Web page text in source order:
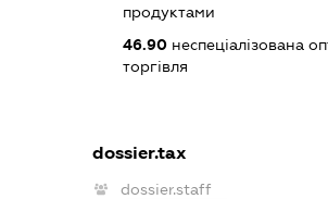
продуктами
46.90неспеціалізована
торгівля
dossier.tax
dossier.staff